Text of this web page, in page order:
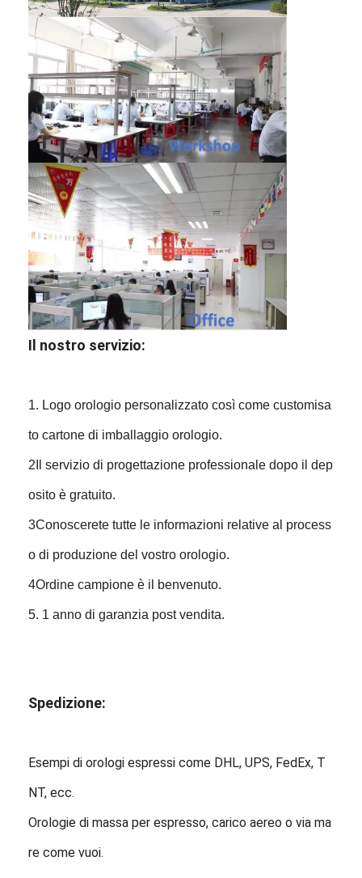
Il nostro servizio:
1. Logo orologio personalizzato così come customisa
to cartone di imballaggio orologio.
2Il servizio di progettazione professionale dopo il dep
osito è gratuito.
3Conoscerete tutte le informazioni relative al process
o di produzione del vostro orologio.
4Ordine campione è il benvenuto.
5. 1 anno di garanzia post vendita.
Spedizione:
Esempi di orologi espressi come DHL, UPS, FedEx, T
NT, ecc.
Orologie di massa per espresso, carico aereo o via ma
re come vuoi.